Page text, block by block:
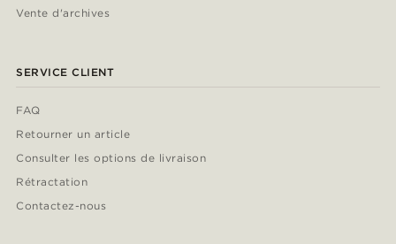
Vente d'archives
SERVICE CLIENT
FAQ
Retourner un article
Consulter les options de livraison
Rétractation
Contactez-nous